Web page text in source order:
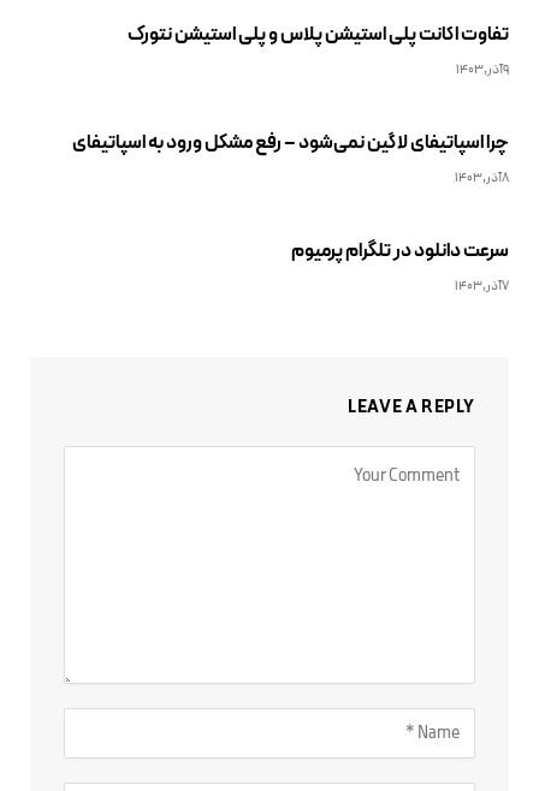
تفاوت اکانت پلی استیشن پلاس و پلی استیشن نتورک
9آذر,1403
چرا اسپاتیفای لاگین نمی‌شود – رفع مشکل ورود به اسپاتیفای
8آذر,1403
سرعت دانلود در تلگرام پرمیوم
7آذر,1403
LEAVE A REPLY